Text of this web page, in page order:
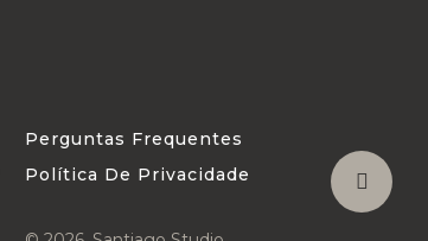
Perguntas Frequentes
Política De Privacidade